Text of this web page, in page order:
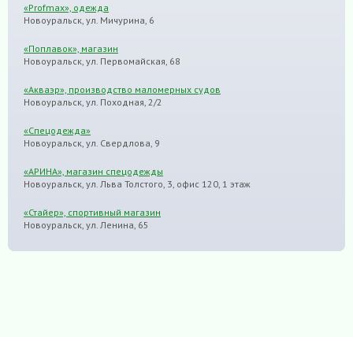
«Profmax», одежда
Новоуральск, ул. Мичурина, 6
«Поплавок», магазин
Новоуральск, ул. Первомайская, 68
«Акваэр», производство маломерных судов
Новоуральск, ул. Походная, 2/2
«Спецодежда»
Новоуральск, ул. Свердлова, 9
«АРИНА», магазин спецодежды
Новоуральск, ул. Льва Толстого, 3, офис 120, 1 этаж
«Стайер», спортивный магазин
Новоуральск, ул. Ленина, 65